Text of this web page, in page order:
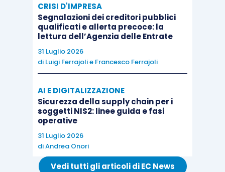
Il revisore, inoltre,nondeve riscontrareogni
o informazionecontenutinella relazione sulla
gestione, ma, secondo il proprio
professionale, puòselezionarequegli importi e
informazioni che ritiene piùsignificative;
un giudizio sullaconformità
relazione sulla gestione alle
legge(c.d. “
Anche in questo caso, sempre secondo il
predetto principio di revisione, ai fini della
CRISI D'IMPRESA
Segnalazioni dei creditori pubblici
qualificati e allerta precoce: la
lettura dell’Agenzia delle Entrate
31 Luglio 2026
di Luigi Ferrajolie Francesco Ferrajoli
AI E DIGITALIZZAZIONE
Sicurezza della supply chain per i
soggetti NIS2: linee guida e fasi
operative
31 Luglio 2026
diAndrea Onori
Vedi tutti gli articoli di EC News